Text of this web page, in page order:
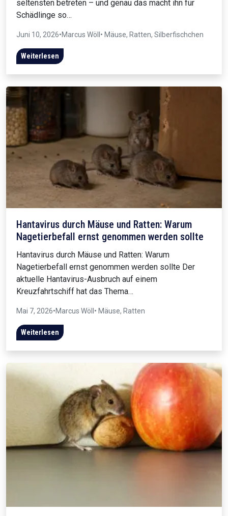
seltensten betreten – und genau das macht ihn für
Schädlinge so…
Juni 10, 2026•Marcus Wöll • Mäuse, Ratten, Silberfischchen
Weiterlesen
Hantavirus durch Mäuse und Ratten: Warum
Nagetierbefall ernst genommen werden sollte
Hantavirus durch Mäuse und Ratten: Warum
Nagetierbefall ernst genommen werden sollte Der
aktuelle Hantavirus-Ausbruch auf einem
Kreuzfahrtschiff hat das Thema…
Mai 7, 2026•Marcus Wöll • Mäuse, Ratten
Weiterlesen